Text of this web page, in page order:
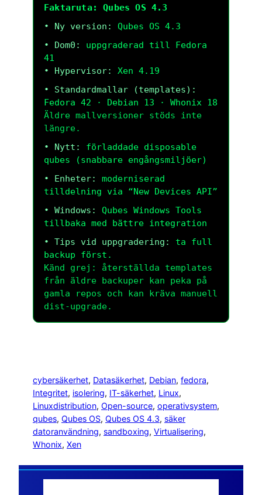
Faktaruta: Qubes OS 4.3
• Ny version:
Qubes OS 4.3
• Dom0:
uppgraderad till Fedora
41
• Hypervisor:
Xen 4.19
• Standardmallar (templates):
Fedora 42 · Debian 13 · Whonix 18
Äldre mallversioner stöds inte
längre.
• Nytt:
förladdade disposable
qubes (snabbare engångsmiljöer)
• Enheter:
moderniserad
tilldelning via “New Devices API”
• Windows:
Qubes Windows Tools
tillbaka med bättre integration
• Tips vid uppgradering:
ta full
backup först.
Känd grej: återställda templates
från äldre backuper kan peka på
gamla repos och kan kräva manuell
dist-upgrade.
cybersäkerhet, Datasäkerhet, Debian, fedora
Integritet, isolering, IT-säkerhet, Linux
Linuxdistribution, Open-source, operativsystem
qubes, Qubes OS, Qubes OS 4.3, säker
datoranvändning, sandboxing, Virtualisering
Whonix, Xen